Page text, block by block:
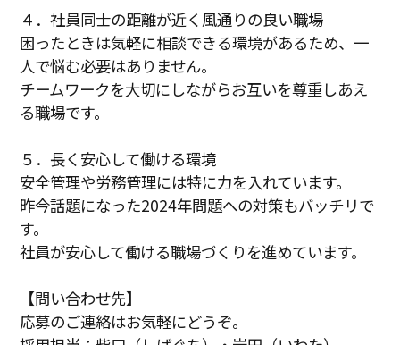
４．社員同士の距離が近く風通りの良い職場
困ったときは気軽に相談できる環境があるため、一
人で悩む必要はありません。
チームワークを大切にしながらお互いを尊重しあえ
る職場です。
５．長く安心して働ける環境
安全管理や労務管理には特に力を入れています。
昨今話題になった2024年問題への対策もバッチリで
す。
社員が安心して働ける職場づくりを進めています。
【問い合わせ先】
応募のご連絡はお気軽にどうぞ。